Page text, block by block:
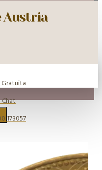
Austria
Chat
173057